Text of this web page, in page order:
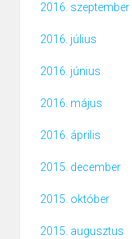
2016. szeptember
2016. július
2016. június
2016. május
2016. április
2015. december
2015. október
2015. augusztus